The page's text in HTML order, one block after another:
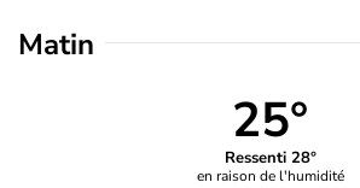
Matin
25°
Ressenti 28°
en raison de l'humidité